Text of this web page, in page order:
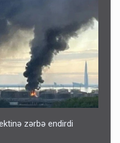
zərbə endirdi